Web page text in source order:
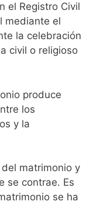
el Registro Civil
mediante el
la celebración
civil o religioso
produce
los
y la
matrimonio y
se contrae. Es
se ha